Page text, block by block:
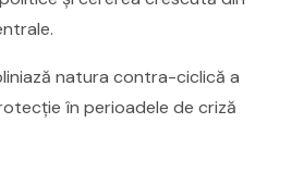
natura contra-ciclică a
în perioadele de criză